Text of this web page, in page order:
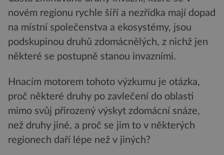
novém regionu rychle šíří a nezřídka mají dopad
na místní společenstva a ekosystémy, jsou
podskupinou druhů zdomácnělých, z nichž jen
některé se postupně stanou invazními.
Hnacím motorem tohoto výzkumu je otázka,
proč některé druhy po zavlečení do oblasti
mimo svůj přirozený výskyt zdomácní snáze,
než druhy jiné, a proč se jim to v některých
regionech daří lépe než v jiných?